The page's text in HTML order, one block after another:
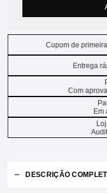
Cupom de
Entrega
Com
Em
DESCRIÇÃO